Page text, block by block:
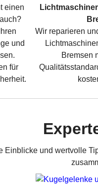
einen
und
für
Wir reparieren
Bremsen
Einblicke und wertvolle